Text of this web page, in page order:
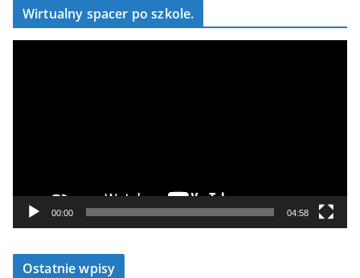
Wirtualny spacer po szkole.
z
v
00:00 04:58
Ostatnie wpisy